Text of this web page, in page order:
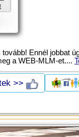
Ennél jobbat
a WEB-MLM-et....
>>